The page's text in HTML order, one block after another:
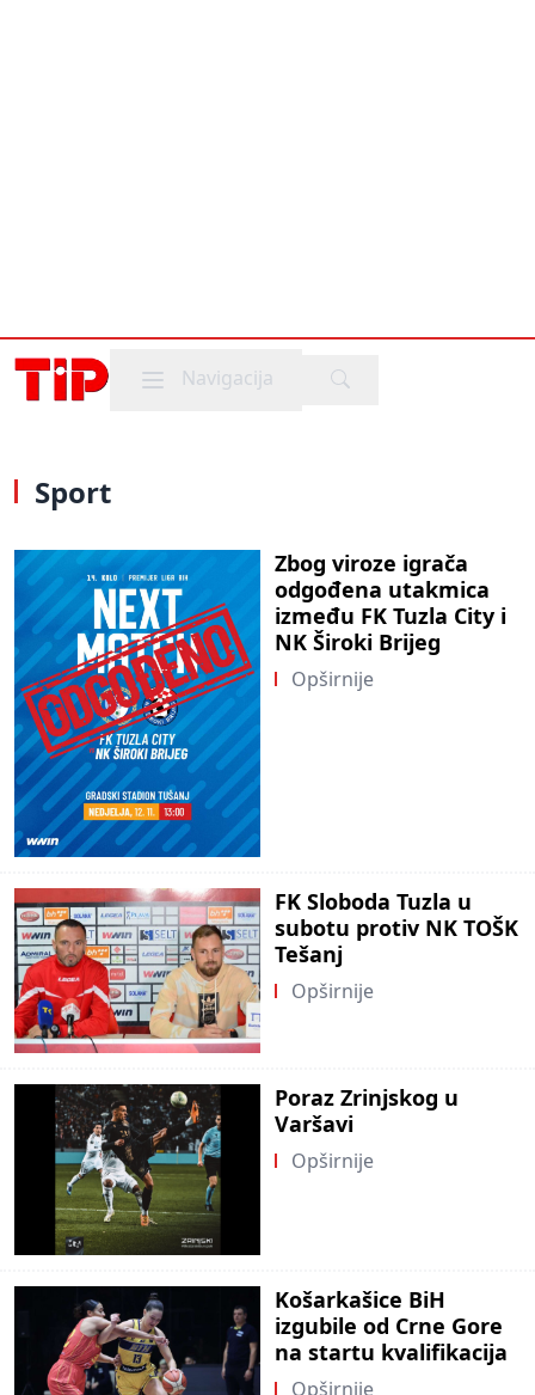
Mobile menu
Navigacija
Sport
Zbog viroze igrača
odgođena utakmica
između FK Tuzla City i
NK Široki Brijeg
Opširnije
FK Sloboda Tuzla u
subotu protiv NK TOŠK
Tešanj
Opširnije
Poraz Zrinjskog u
Varšavi
Opširnije
Košarkašice BiH
izgubile od Crne Gore
na startu kvalifikacija
Opširnije